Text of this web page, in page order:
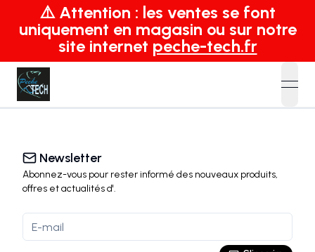
⚠️ Attention : les ventes se font
uniquement en magasin ou sur notre
site internet peche-tech.fr
Newsletter
Abonnez-vous pour rester informé des nouveaux produits,
offres et actualitésd'.